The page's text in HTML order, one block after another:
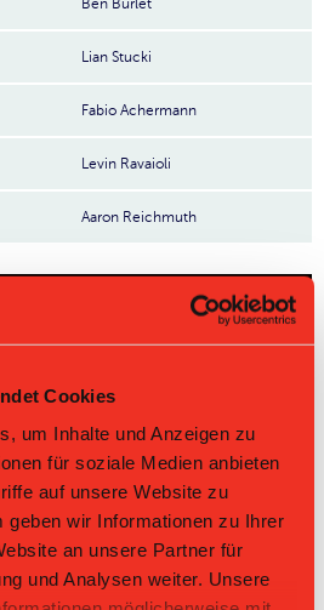
Cookies
um Inhalte und Anzeigen zu
für soziale Medien anbieten
auf unsere Website zu
geben wir Informationen zu Ihrer
an unsere Partner für
und Analysen weiter. Unsere
Ben Burlet
Lian Stucki
Fabio Achermann
Levin Ravaioli
Aaron Reichmuth
Gruppe 4 2025/26 per
TD PQ
+4 1.786 25